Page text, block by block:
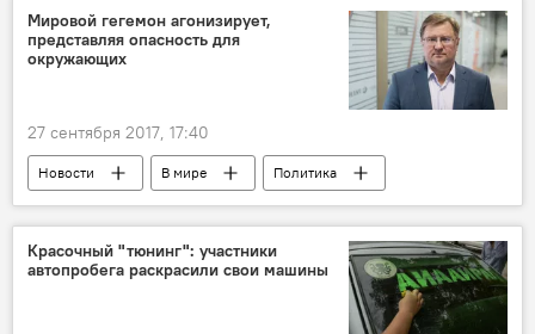
Мировой гегемон агонизирует,
представляя опасность для
окружающих
27 сентября 2017, 17:40
Новости В мире
Политика
Аналитика
Красочный "тюнинг": участники
автопробега раскрасили свои машины